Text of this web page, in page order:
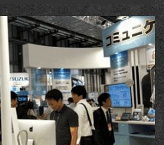
。由LRP主办的人体工程学博览会，每年在美
上集行业信息，聚买家精华，嗅商贸气息的行
盖了人体工程学、医疗康复保健、医药安全用
国拉斯维加斯人体工程学博览会将于8月
隆重开幕